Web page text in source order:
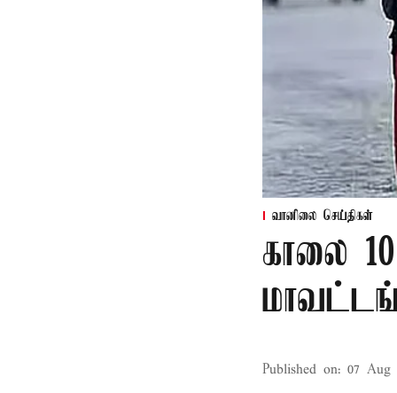
வானிலை செய்திகள்
காலை
Published on: 07 Aug